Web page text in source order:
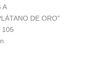
A
DE ORO"
105